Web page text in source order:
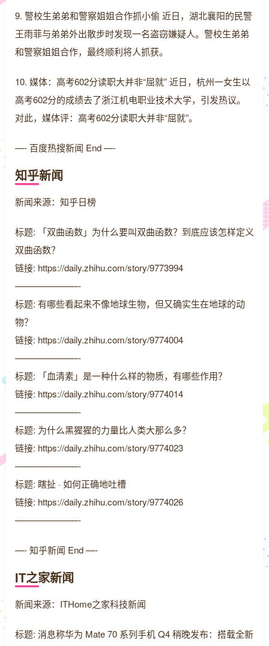
9. 警校生弟弟和警察姐姐合作抓小偷 近日，湖北襄阳的民警
王雨菲与弟弟外出散步时发现一名盗窃嫌疑人。警校生弟弟
和警察姐姐合作，最终顺利将人抓获。
10. 媒体：高考602分读职大并非“屈就” 近日，杭州一女生以
高考602分的成绩去了浙江机电职业技术大学，引发热议。
对此，媒体评：高考602分读职大并非“屈就”。
—- 百度热搜新闻 End —-
知乎新闻
新闻来源：知乎日榜
标题: 「双曲函数」为什么要叫双曲函数？到底应该怎样定义
双曲函数？
链接: https://daily.zhihu.com/story/9773994
———————-
标题: 有哪些看起来不像地球生物，但又确实生在地球的动
物？
链接: https://daily.zhihu.com/story/9774004
———————-
标题: 「血清素」是一种什么样的物质，有哪些作用？
链接: https://daily.zhihu.com/story/9774014
———————-
标题: 为什么黑猩猩的力量比人类大那么多？
链接: https://daily.zhihu.com/story/9774023
———————-
标题: 瞎扯 · 如何正确地吐槽
链接: https://daily.zhihu.com/story/9774026
———————-
—- 知乎新闻 End —-
IT之家新闻
新闻来源：ITHome之家科技新闻
标题: 消息称华为 Mate 70 系列手机 Q4 稍晚发布：搭载全新